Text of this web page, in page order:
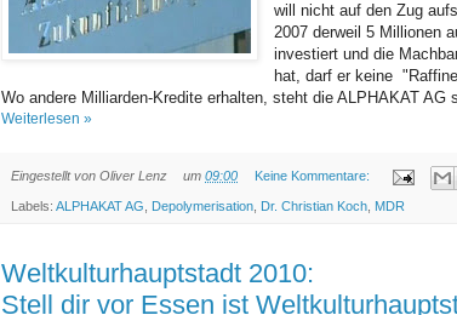
will nicht auf den Zug
2007 derweil 5 Millionen
investiert und die
hat, darf er keine
Wo andere Milliarden-Kredite erhalten, steht die ALPHAKAT AG
Weiterlesen »
Eingestellt von Oliver Lenz um 09:00 Keine Kommentare:
Labels: ALPHAKAT AG Depolymerisation Dr. Christian Koch MDR
Weltkulturhauptstadt 2010:
Stell dir vor Essen ist